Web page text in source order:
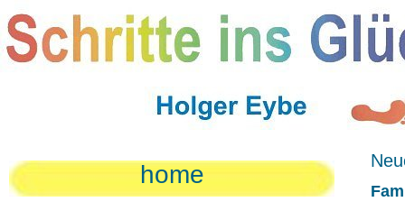
home